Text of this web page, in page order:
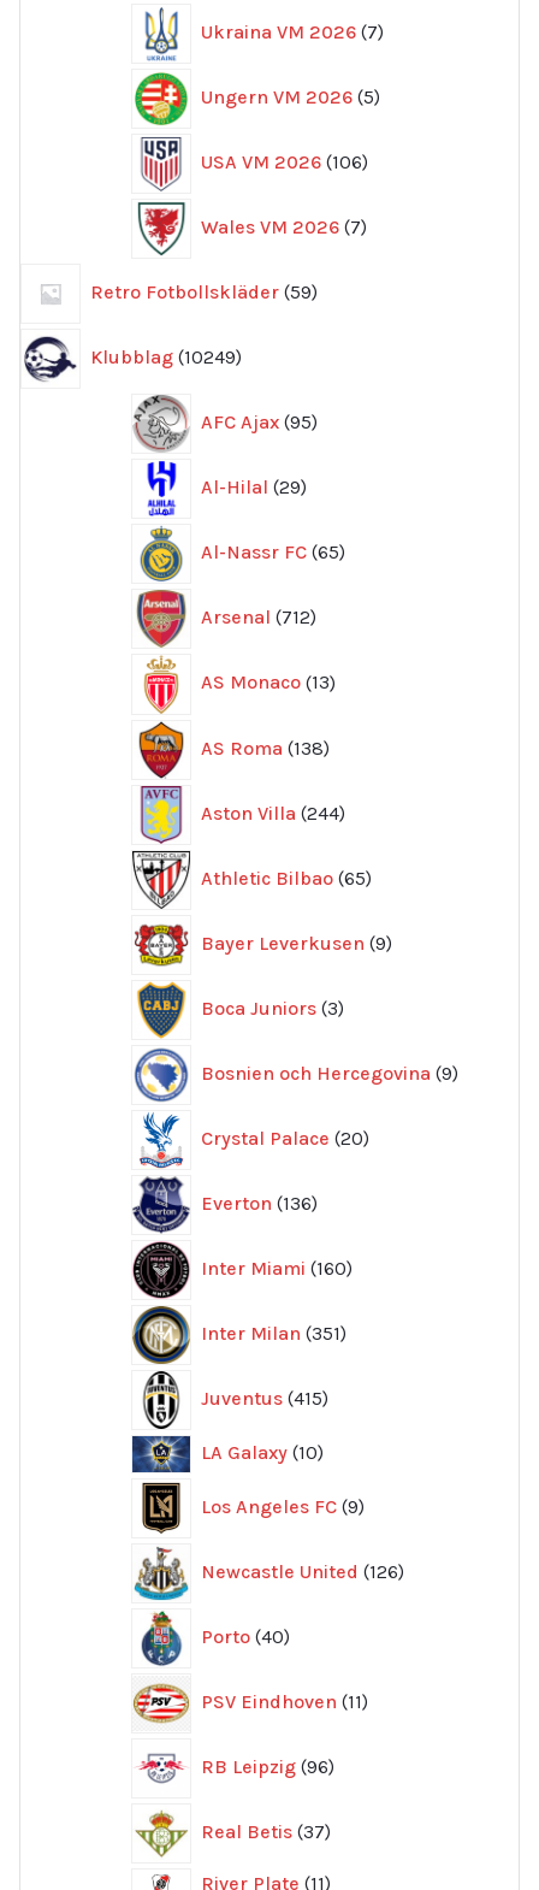
Ukraina VM 2026 7
produkter
Ungern VM 2026 5
produkter
USA VM 2026 106
produkter
Wales VM 2026 7
produkter
Retro Fotbollskläder 59
produkter
Klubblag 10249
produkter
AFC Ajax 95
produkter
Al-Hilal 29
produkter
Al-Nassr FC 65
produkter
Arsenal 712
produkter
AS Monaco 13
produkter
AS Roma 138
produkter
Aston Villa 244
produkter
Athletic Bilbao 65
produkter
Bayer Leverkusen 9
produkter
Boca Juniors 3
produkter
Bosnien och Hercegovina 9
produkter
Crystal Palace 20
produkter
Everton 136
produkter
Inter Miami 160
produkter
Inter Milan 351
produkter
Juventus 415
produkter
LA Galaxy 1010
Los Angeles FC 9
produkter
Newcastle United 126
produkter
Porto 40
produkter
PSV Eindhoven 11
produkter
RB Leipzig 96
produkter
Real Betis 37
produkter
River Plate 1111